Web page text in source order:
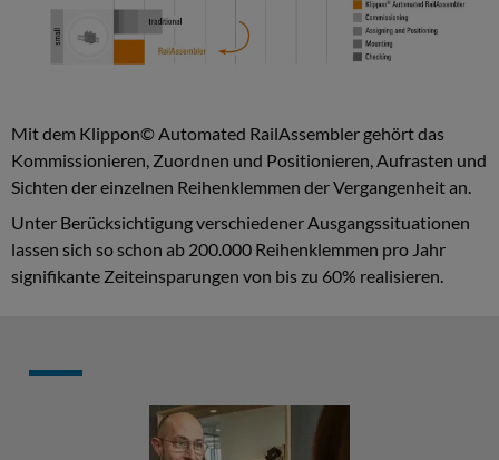
Mit dem Klippon© Automated RailAssembler gehört das
Kommissionieren, Zuordnen und Positionieren, Aufrasten und
Sichten der einzelnen Reihenklemmen der Vergangenheit an.
Unter Berücksichtigung verschiedener Ausgangssituationen
lassen sich so schon ab 200.000 Reihenklemmen pro Jahr
signifikante Zeiteinsparungen von bis zu 60% realisieren.